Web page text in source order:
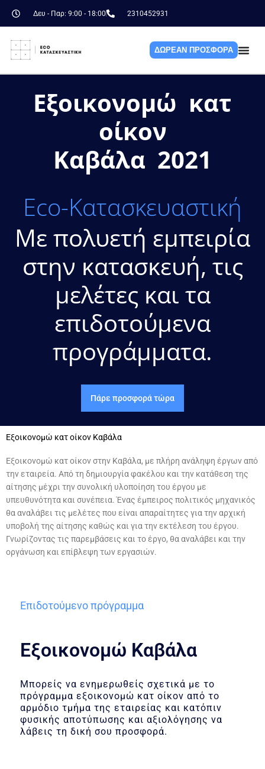
Δευ - Παρ: 9:00 - 18:00 2310452931
ΔΩΡΕΑΝ ΠΡΟΣΦΟΡΑ
Εξοικονομώ κατ
οίκον
Καβάλα 2021
Eco-Κατασκευαστική
Με πολυετή εμπειρία
στην κατασκευή, τις
μελέτες και τα
επιδοτούμενα
προγράμματα.
Πάρε προσφορά τώρα
Εξοικονομώ κατ οίκον Καβάλα
Εξοικονομώ κατ οίκον στην Καβάλα, με πλήρη ανάληψη έργων από
την εταιρεία. Από τη δημιουργία φακέλου και την κατάθεση της
αίτησης μέχρι την συνολική υλοποίηση του έργου με
υπευθυνότητα και συνέπεια. Ένας έμπειρος πολιτικός μηχανικός
θα αναλάβει τις μελέτες που είναι απαραίτητες για την αρχική
υποβολή της αίτησης καθώς και για την εκτέλεση του έργου.
Γνωρίζοντας τις παρεμβάσεις και το έργο, θα αναλάβει και την
οργάνωση και επίβλεψη των εργασιών.
Επιδοτούμενο πρόγραμμα
Εξοικονομώ Καβάλα
Μπορείς να ενημερωθείς σχετικά με το
πρόγραμμα εξοικονομώ κατ οίκον από το
αρμόδιο τμήμα της εταιρείας και κατόπιν
φυσικής αποτύπωσης και αξιολόγησης να
λάβεις τη δική σου προσφορά.